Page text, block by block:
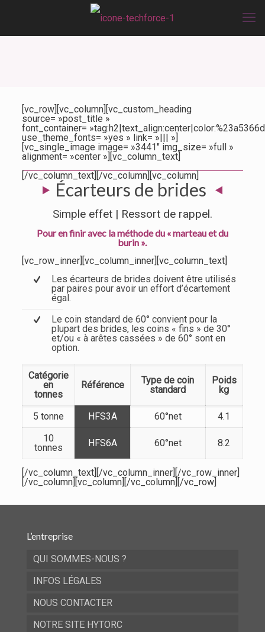
[vc_row][vc_column][vc_custom_heading
source= »post_title »
font_container=
use_theme_fonts= »yes » link= »||| »]
[vc_single_image image= »3441″ img_size= »full »
alignment= »center »][vc_column_text]
[/vc_column_text][/vc_column][vc_column]
Écarteurs de brides
Simple effet | Ressort de rappel.
Pour en finir avec la méthode du « marteau et du
burin ».
[vc_row_inner][vc_column_inner][vc_column_text]
Les écarteurs de brides doivent être utilisés
par paires pour avoir un effort d’écartement
égal.
Le coin standard de 60° convient pour la
plupart des brides, les coins « fins » de 30°
et/ou « à arêtes cassées » de 60° sont en
option.
Catégorie
en
tonnes
Référence
Type de coin
standard
Poids
kg
5 tonne HFS3A 60°net
4.1
10
tonnes
HFS6A 60°net 8.2
[/vc_column_text][/vc_column_inner][/vc_row_inner]
[/vc_column][vc_column][/vc_column][/vc_row]
L’entreprise
QUI SOMMES-NOUS ?
INFOS LÉGALES
NOUS CONTACTER
NOTRE SITE HYTORC